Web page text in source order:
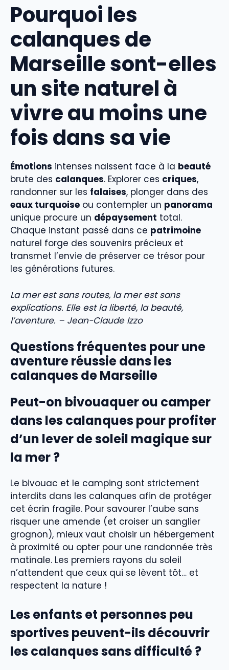
Pourquoi les
calanques de
Marseille sont-elles
un site naturel à
vivre au moins une
fois dans sa vie
Émotions intenses naissent face à la beauté
brute des calanques. Explorer ces criques,
randonner sur les falaises, plonger dans des
eaux turquoise ou contempler un panorama
unique procure un dépaysement total.
Chaque instant passé dans ce patrimoine
naturel forge des souvenirs précieux et
transmet l’envie de préserver ce trésor pour
les générations futures.
La mer est sans routes, la mer est sans
explications. Elle est la liberté, la beauté,
l’aventure. – Jean-Claude Izzo
Questions fréquentes pour une
aventure réussie dans les
calanques de Marseille
Peut-on bivouaquer ou camper
dans les calanques pour profiter
d’un lever de soleil magique sur
la mer ?
Le bivouac et le camping sont strictement
interdits dans les calanques afin de protéger
cet écrin fragile. Pour savourer l’aube sans
risquer une amende (et croiser un sanglier
grognon), mieux vaut choisir un hébergement
à proximité ou opter pour une randonnée très
matinale. Les premiers rayons du soleil
n’attendent que ceux qui se lèvent tôt… et
respectent la nature !
Les enfants et personnes peu
sportives peuvent-ils découvrir
les calanques sans difficulté ?